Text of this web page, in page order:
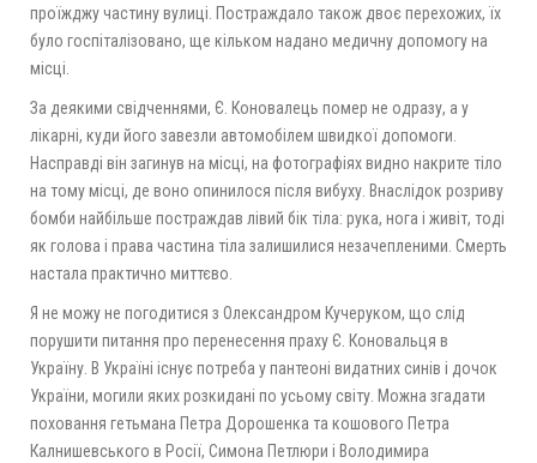
проїжджу частину вулиці. Постраждало також двоє перехожих, їх
було госпіталізовано, ще кільком надано медичну допомогу на
місці.
За деякими свідченнями, Є. Коновалець помер не одразу, а у
лікарні, куди його завезли автомобілем швидкої допомоги.
Насправді він загинув на місці, на фотографіях видно накрите тіло
на тому місці, де воно опинилося після вибуху. Внаслідок розриву
бомби найбільше постраждав лівий бік тіла: рука, нога і живіт, тоді
як голова і права частина тіла залишилися незачепленими. Смерть
настала практично миттєво.
Я не можу не погодитися з Олександром Кучеруком, що слід
порушити питання про перенесення праху Є. Коновальця в
Україну. В Україні існує потреба у пантеоні видатних синів і дочок
України, могили яких розкидані по усьому світу. Можна згадати
поховання гетьмана Петра Дорошенка та кошового Петра
Калнишевського в Росії, Симона Петлюри і Володимира